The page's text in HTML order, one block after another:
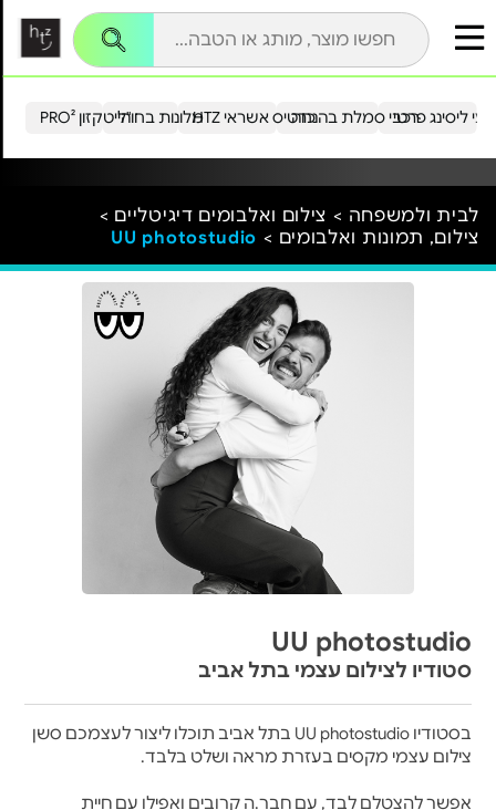
הייטקזון PRO²מלונות בחו"ל כרטיס אשראי HTZ ליסינג פרטירכבי סמלת בהנחה
לבית ולמשפחה > צילום ואלבומים דיגיטליים >
צילום, תמונות ואלבומים > UU photostudio
UU photostudio
סטודיו לצילום עצמי בתל אביב
בסטודיו UU photostudio בתל אביב תוכלו ליצור לעצמכם סשן
צילום עצמי מקסים בעזרת מראה ושלט בלבד.
אפשר להצטלם לבד, עם חבר.ה קרובים ואפילו עם חיית